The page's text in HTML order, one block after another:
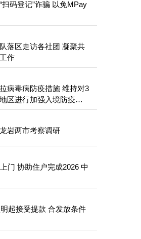
码登记”诈骗 以免MPay
落区走访各社团 凝聚共
作
病毒病防疫措施 维持对3
区进行加强入境防疫措
岩两市考察调研
2026 中
提款 合发放条件